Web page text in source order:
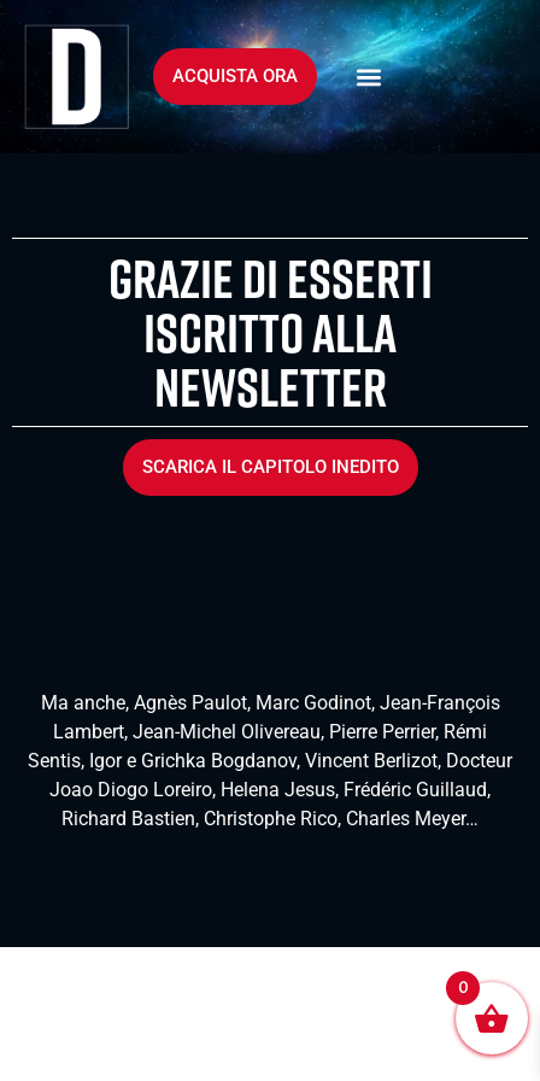
ACQUISTA ORA
Grazie di esserti
iscritto alla
newsletter
SCARICA IL CAPITOLO INEDITO
Ma anche, Agnès Paulot, Marc Godinot, Jean-François
Lambert, Jean-Michel Olivereau, Pierre Perrier, Rémi
Sentis, Igor e Grichka Bogdanov, Vincent Berlizot, Docteur
Joao Diogo Loreiro, Helena Jesus, Frédéric Guillaud,
Richard Bastien, Christophe Rico, Charles Meyer…
0